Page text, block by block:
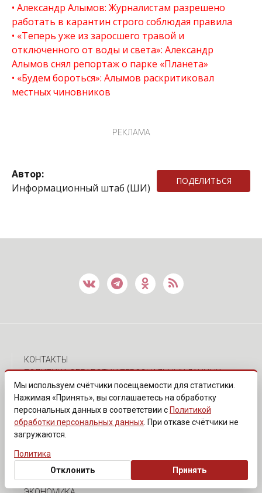
Александр Алымов: Журналистам разрешено
работать в карантин строго соблюдая правила
«Теперь уже из заросшего травой и
отключенного от воды и света»: Александр
Алымов снял репортаж о парке «Планета»
«Будем бороться»: Алымов раскритиковал
местных чиновников
РЕКЛАМА
Автор:
Информационный штаб (ШИ)
ПОДЕЛИТЬСЯ
КОНТАКТЫ
ПОЛИТИКА ОБРАБОТКИ ПЕРСОНАЛЬНЫХ ДАННЫХ
АСТРАХАНСКИЕ ИСТОРИИ
ПОЛИТИКА
ПРОИСШЕСТВИЯ
КУЛЬТУРА
ОБЩЕСТВО
Мы используем счётчики посещаемости для статистики.
Нажимая «Принять», вы соглашаетесь на обработку
персональных данных в соответствии с Политикой
обработки персональных данных . При отказе счётчики не
загружаются.
Политика
Отклонить
Принять